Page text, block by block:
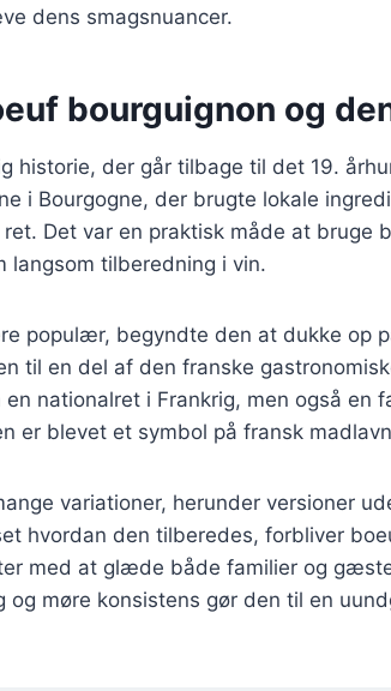
dens smagsnuancer.
bourguignon og
historie, der går tilbage til det 19.
i Bourgogne, der brugte lokale
Det var en praktisk måde at bruge
langsom tilberedning i vin.
populær, begyndte den at dukke op
til en del af den franske
nationalret i Frankrig, men også en
er blevet et symbol på fransk
variationer, herunder versioner
hvordan den tilberedes, forbliver
med at glæde både familier og
og møre konsistens gør den til en